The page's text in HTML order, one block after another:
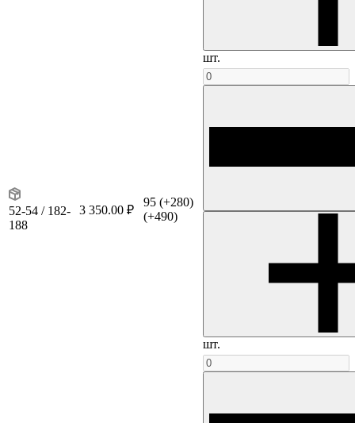
шт.
52-54 / 182-
188
3 350.00 ₽
95 (+280)
(+490)
шт.